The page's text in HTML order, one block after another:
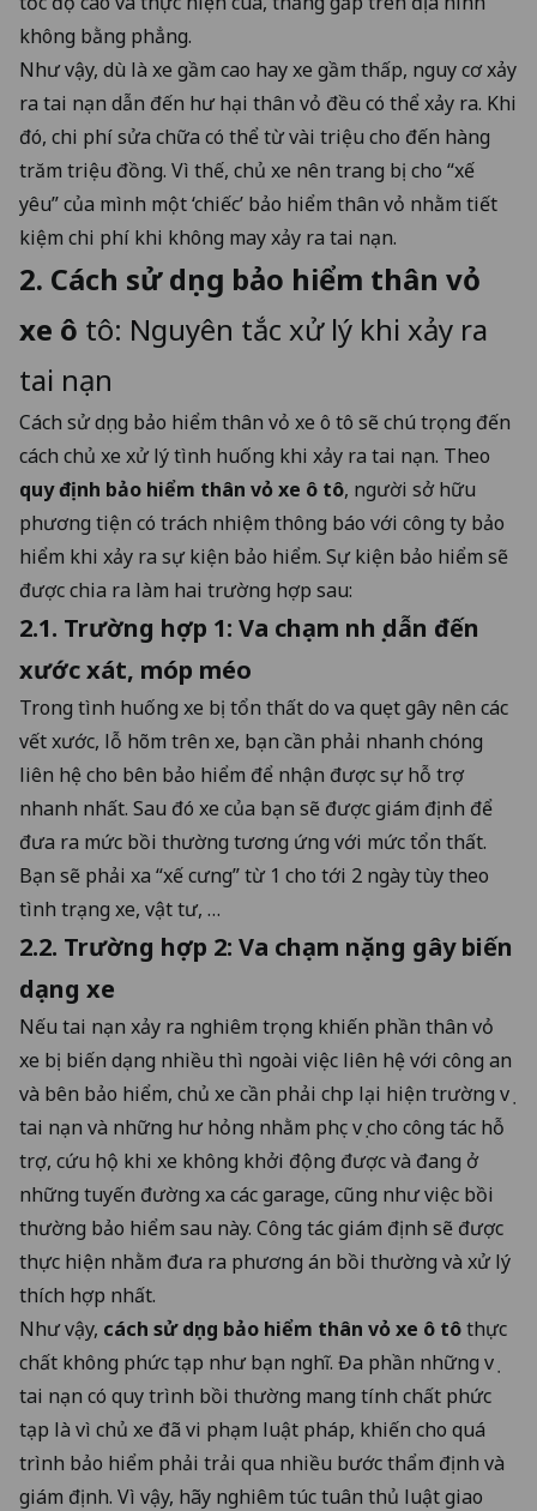
không bằng phẳng.
Như vậy, dù là xe gầm cao hay xe gầm thấp, nguy cơ xảy
ra tai nạn dẫn đến hư hại thân vỏ đều có thể xảy ra. Khi
đó, chi phí sửa chữa có thể từ vài triệu cho đến hàng
trăm triệu đồng. Vì thế, chủ xe nên trang bị cho “xế
yêu” của mình một ‘chiếc’ bảo hiểm thân vỏ nhằm tiết
kiệm chi phí khi không may xảy ra tai nạn.
2. Cách sử dụng bảo hiểm thân vỏ
xe ô tô: Nguyên tắc xử lý khi xảy ra
tai nạn
Cách sử dụng bảo hiểm thân vỏ xe ô tô sẽ chú trọng đến
cách chủ xe xử lý tình huống khi xảy ra tai nạn. Theo
quy định bảo hiểm thân vỏ xe ô tô, người sở hữu
phương tiện có trách nhiệm thông báo với công ty bảo
hiểm khi xảy ra sự kiện bảo hiểm. Sự kiện bảo hiểm sẽ
được chia ra làm hai trường hợp sau:
2.1. Trường hợp 1: Va chạm nhẹ dẫn đến
xước xát, móp méo
Trong tình huống xe bị tổn thất do va quẹt gây nên các
vết xước, lỗ hõm trên xe, bạn cần phải nhanh chóng
liên hệ cho bên bảo hiểm để nhận được sự hỗ trợ
nhanh nhất. Sau đó xe của bạn sẽ được giám định để
đưa ra mức bồi thường tương ứng với mức tổn thất.
Bạn sẽ phải xa “xế cưng” từ 1 cho tới 2 ngày tùy theo
tình trạng xe, vật tư, …
2.2. Trường hợp 2: Va chạm nặng gây biến
dạng xe
Nếu tai nạn xảy ra nghiêm trọng khiến phần thân vỏ
xe bị biến dạng nhiều thì ngoài việc liên hệ với công an
và bên bảo hiểm, chủ xe cần phải chụp lại hiện trường vụ
tai nạn và những hư hỏng nhằm phục vụ cho công tác hỗ
trợ, cứu hộ khi xe không khởi động được và đang ở
những tuyến đường xa các garage, cũng như việc bồi
thường bảo hiểm sau này. Công tác giám định sẽ được
thực hiện nhằm đưa ra phương án bồi thường và xử lý
thích hợp nhất.
Như vậy, cách sử dụng bảo hiểm thân vỏ xe ô tôthực
chất không phức tạp như bạn nghĩ. Đa phần những vụ
tai nạn có quy trình bồi thường mang tính chất phức
tạp là vì chủ xe đã vi phạm luật pháp, khiến cho quá
trình bảo hiểm phải trải qua nhiều bước thẩm định và
giám định. Vì vậy, hãy nghiêm túc tuân thủ luật giao